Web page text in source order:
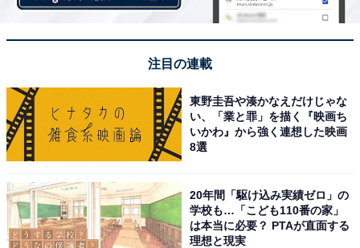
ブラウン 電気シェーバー シリーズ3 電動 髭剃り メンズ
3010s 3枚刃 水洗い/お風呂剃り可
Amazonで見る
注目の連載
東野圭吾や湊かなえだけじゃな
い、「業と罪」を描く『映画ち
いかわ』から強く連想した映画
8選
20年間「駆け込み実績ゼロ」の
学校も…「こども110番の家」
は本当に必要？ PTAが直面する
理想と現実